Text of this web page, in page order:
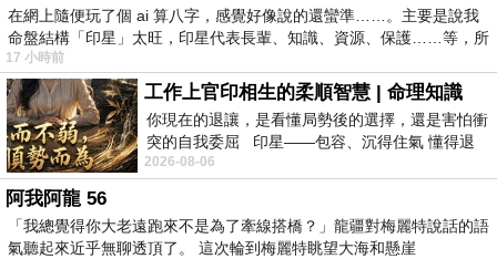
結果還真的借不到,大家還幫我合力把營區廁所裡的
烘手機出風口轉向上方,再一個人幫我捧頭髮一個人
幫我轉出風口一個人幫我梳頭髮(不符合人體工學的
緣故,我只能一直半蹲歪頭什麼都沒有辦法做),這些
齊心協力幫助我的好同學們(當時剛轉進去都還跟大
家不熟悉),現在都是我身邊超過15年的好姊妹(一生
受她們幫忙照顧超多ㄉ
在網上隨便玩了個 ai 算八字，感覺好像說的還蠻準……。主要是說我
命盤結構「印星」太旺，印星代表長輩、知識、資源、保護……等，所
17 小時前
工作上官印相生的柔順智慧 | 命理知識
你現在的退讓，是看懂局勢後的選擇，還是害怕衝
突的自我委屈 印星——包容、沉得住氣 懂得退
一步觀察，不會
2026-08-06
阿我阿龍 56
「我總覺得你大老遠跑來不是為了牽線搭橋？」龍疆對梅麗特說話的語
氣聽起來近乎無聊透頂了。 這次輪到梅麗特眺望大海和懸崖